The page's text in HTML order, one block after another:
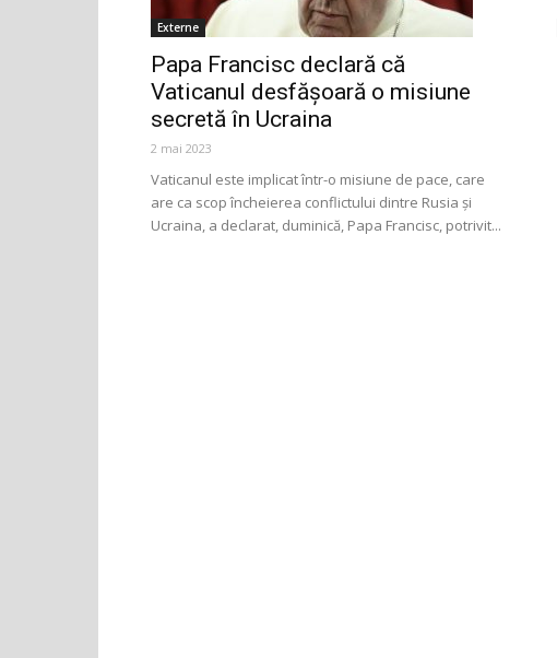
Externe
Papa Francisc declară că
Vaticanul desfășoară o misiune
secretă în Ucraina
2 mai 2023
Vaticanul este implicat într-o misiune de pace, care
are ca scop încheierea conflictului dintre Rusia şi
Ucraina, a declarat, duminică, Papa Francisc, potrivit...